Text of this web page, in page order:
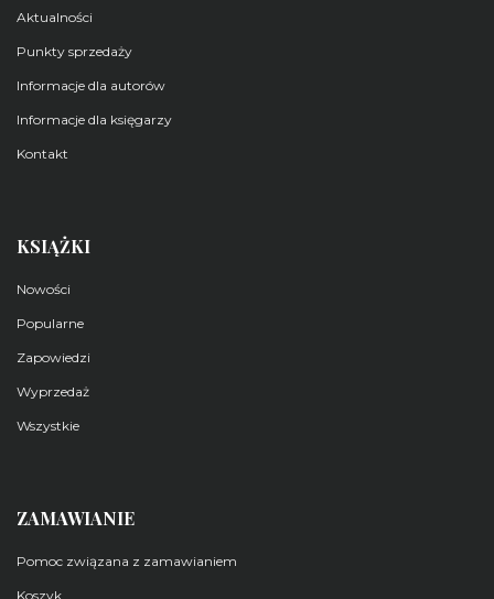
Aktualności
Punkty sprzedaży
Informacje dla autorów
Informacje dla księgarzy
Kontakt
KSIĄŻKI
Nowości
Popularne
Zapowiedzi
Wyprzedaż
Wszystkie
ZAMAWIANIE
Pomoc związana z zamawianiem
Koszyk